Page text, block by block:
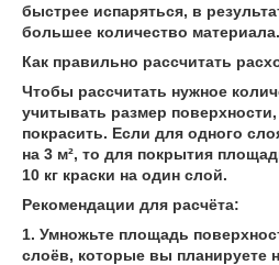
быстрее испаряться, в
большее количество материала.
Как правильно рассчитать
Чтобы рассчитать нужное
учитывать размер
покрасить. Если для одного
на 3 м², то для покрытия
10 кг краски на один слой.
Рекомендации для расчёта:
1. Умножьте площадь
слоёв, которые вы планируете